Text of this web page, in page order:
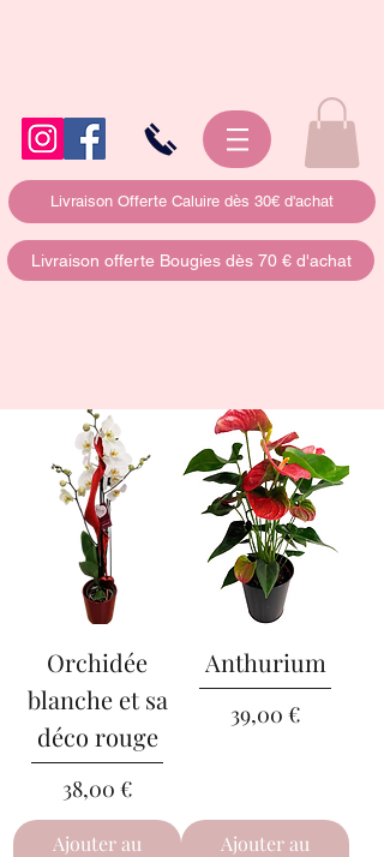
Livraison Offerte Caluire dès 30€ d'achat
Livraison offerte Bougies dès 70 € d'achat
Orchidée
blanche et sa
déco rouge
Prix
38,00 €
Ajouter au
Anthurium
Prix
39,00 €
Ajouter au